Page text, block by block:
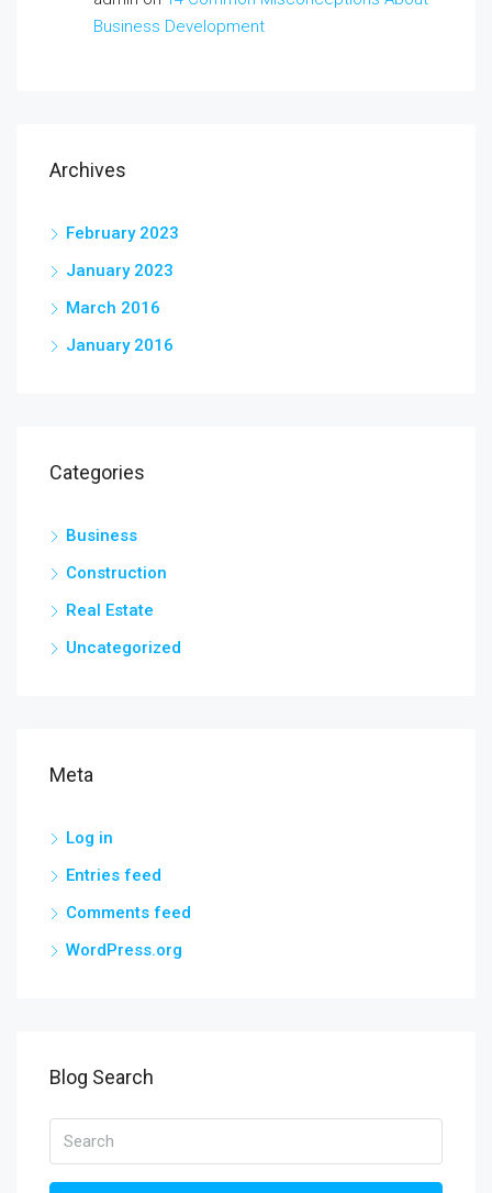
Business Development
Archives
February 2023
January 2023
March 2016
January 2016
Categories
Business
Construction
Real Estate
Uncategorized
Meta
Log in
Entries feed
Comments feed
WordPress.org
Blog Search